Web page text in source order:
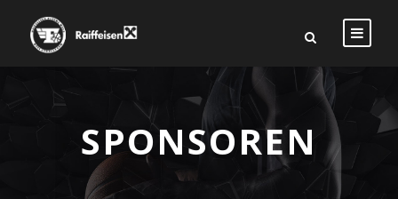
SPONSOREN